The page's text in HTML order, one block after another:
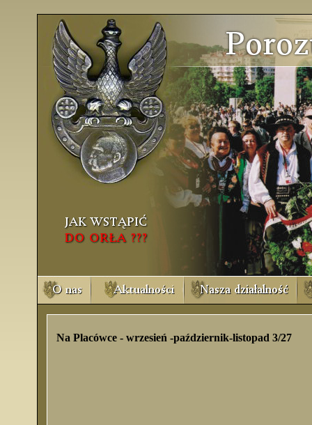
Na Placówce - wrzesień -październik-listopad 3/27